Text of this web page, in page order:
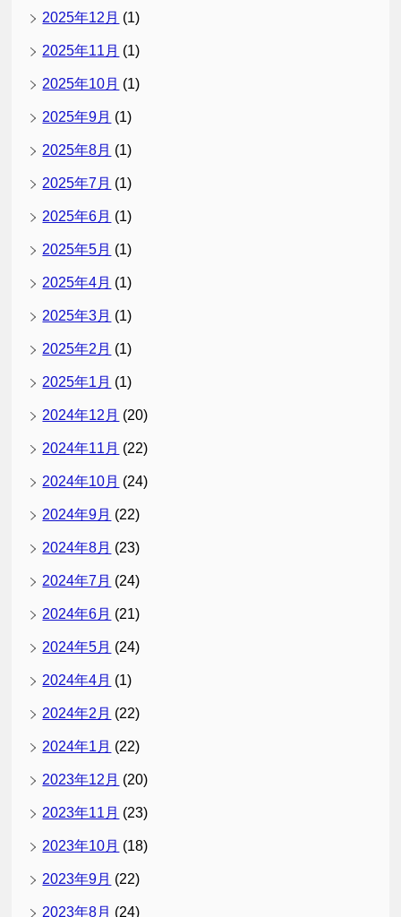
2025年12月 (1)
2025年11月 (1)
2025年10月 (1)
2025年9月 (1)
2025年8月 (1)
2025年7月 (1)
2025年6月 (1)
2025年5月 (1)
2025年4月 (1)
2025年3月 (1)
2025年2月 (1)
2025年1月 (1)
2024年12月 (20)
2024年11月 (22)
2024年10月 (24)
2024年9月 (22)
2024年8月 (23)
2024年7月 (24)
2024年6月 (21)
2024年5月 (24)
2024年4月 (1)
2024年2月 (22)
2024年1月 (22)
2023年12月 (20)
2023年11月 (23)
2023年10月 (18)
2023年9月 (22)
2023年8月 (24)